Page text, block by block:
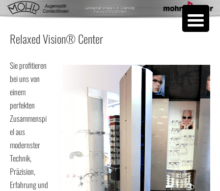
Relaxed Vision® Center
Sie profitieren
bei uns von
einem
perfekten
Zusammenspi
el aus
modernster
Technik,
Präzision,
Erfahrung und